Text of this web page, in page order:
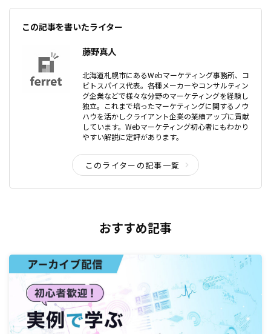
この記事を書いたライター
藤野真人
北海道札幌市にあるWebマーケティング事務所、コ
ビトスパイス代表。各種メーカーやコンサルティン
グ企業などで様々な分野のマーケティングを経験し
独立。これまで培ったマーケティングに関するノウ
ハウを活かしクライアント企業の業績アップに貢献
しています。Webマーケティング初心者にもわかり
やすい解説に定評があります。
このライターの記事一覧
おすすめ記事